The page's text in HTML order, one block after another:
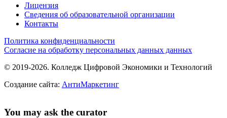
Лицензия
Сведения об образовательной организации
Контакты
Политика конфиденциальности
Согласие на обработку персональных данных данных
© 2019-2026. Колледж Цифровой Экономики и Технологий
Создание сайта: АнтиМаркетинг
You may ask the curator